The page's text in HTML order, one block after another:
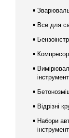
Все для
інструмент
Відрізні
Набори